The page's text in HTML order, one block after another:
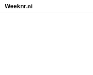
Weeknr.nl